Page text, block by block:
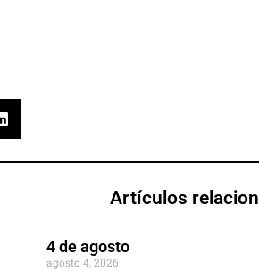
Artículos
4 de agosto
agosto 4, 2026